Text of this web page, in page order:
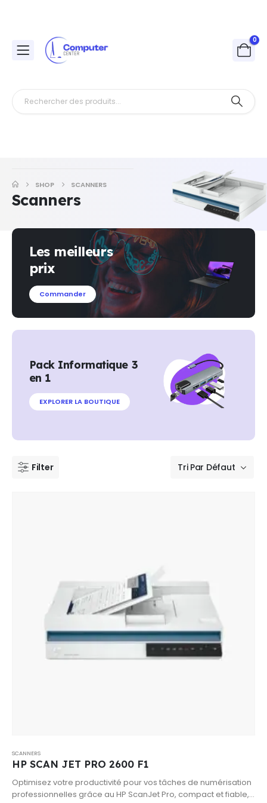
0
SHOP SCANNERS
Scanners
Les meilleurs
prix
Commander
Pack Informatique 3
en 1
EXPLORER LA BOUTIQUE
Filter
SCANNERS
HP SCAN JET PRO 2600 F1
Optimisez votre productivité pour vos tâches de numérisation
professionnelles grâce au HP ScanJet Pro, compact et fiable,